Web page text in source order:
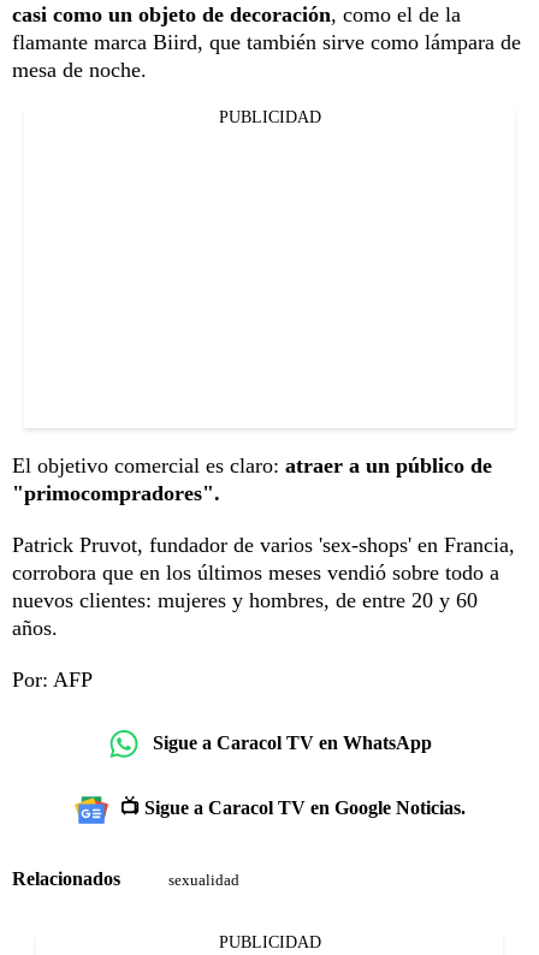
casi como un objeto de decoración, como el de la
flamante marca Biird, que también sirve como lámpara de
mesa de noche.
PUBLICIDAD
El objetivo comercial es claro: atraer a un público de
"primocompradores".
Patrick Pruvot, fundador de varios 'sex-shops' en Francia,
corrobora que en los últimos meses vendió sobre todo a
nuevos clientes: mujeres y hombres, de entre 20 y 60
años.
Por: AFP
Sigue a Caracol TV en WhatsApp
📺 Sigue a Caracol TV en Google Noticias.
Relacionados sexualidad
PUBLICIDAD